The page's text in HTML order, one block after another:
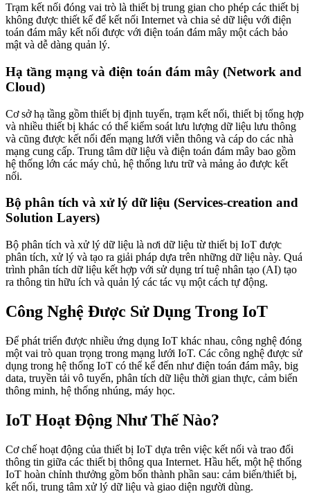
Trạm kết nối đóng vai trò là thiết bị trung gian cho phép các thiết bị
không được thiết kế để kết nối Internet và chia sẻ dữ liệu với điện
toán đám mây kết nối được với điện toán đám mây một cách bảo
mật và dễ dàng quản lý.
Hạ tầng mạng và điện toán đám mây (Network and
Cloud)
Cơ sở hạ tầng gồm thiết bị định tuyến, trạm kết nối, thiết bị tổng hợp
và nhiều thiết bị khác có thể kiểm soát lưu lượng dữ liệu lưu thông
và cũng được kết nối đến mạng lưới viễn thông và cáp do các nhà
mạng cung cấp. Trung tâm dữ liệu và điện toán đám mây bao gồm
hệ thống lớn các máy chủ, hệ thống lưu trữ và mảng ảo được kết
nối.
Bộ phân tích và xử lý dữ liệu (Services-creation and
Solution Layers)
Bộ phân tích và xử lý dữ liệu là nơi dữ liệu từ thiết bị IoT được
phân tích, xử lý và tạo ra giải pháp dựa trên những dữ liệu này. Quá
trình phân tích dữ liệu kết hợp với sử dụng trí tuệ nhân tạo (AI) tạo
ra thông tin hữu ích và quản lý các tác vụ một cách tự động.
Công Nghệ Được Sử Dụng Trong IoT
Để phát triển được nhiều ứng dụng IoT khác nhau, công nghệ đóng
một vai trò quan trọng trong mạng lưới IoT. Các công nghệ được sử
dụng trong hệ thống IoT có thể kể đến như điện toán đám mây, big
data, truyền tải vô tuyến, phân tích dữ liệu thời gian thực, cảm biến
thông minh, hệ thống nhúng, máy học.
IoT Hoạt Động Như Thế Nào?
Cơ chế hoạt động của thiết bị IoT dựa trên việc kết nối và trao đổi
thông tin giữa các thiết bị thông qua Internet. Hầu hết, một hệ thống
IoT hoàn chỉnh thưởng gồm bốn thành phần sau: cảm biến/thiết bị,
kết nối, trung tâm xử lý dữ liệu và giao diện người dùng.